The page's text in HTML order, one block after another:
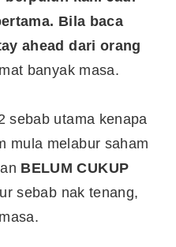
Bila baca
ahead dari orang
banyak masa.
sebab utama kenapa
mula melabur saham
BELUM CUKUP
sebab nak tenang,